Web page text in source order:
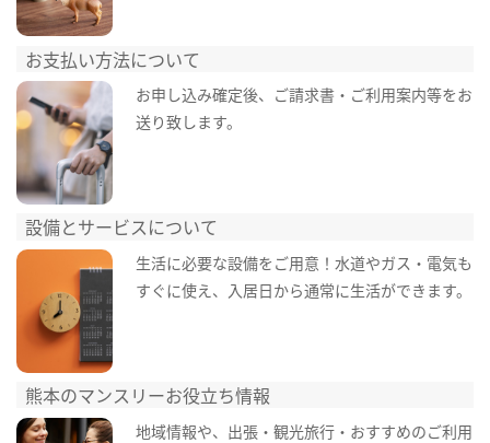
お支払い方法について
お申し込み確定後、ご請求書・ご利用案内等をお
送り致します。
設備とサービスについて
生活に必要な設備をご用意！水道やガス・電気も
すぐに使え、入居日から通常に生活ができます。
熊本のマンスリーお役立ち情報
地域情報や、出張・観光旅行・おすすめのご利用